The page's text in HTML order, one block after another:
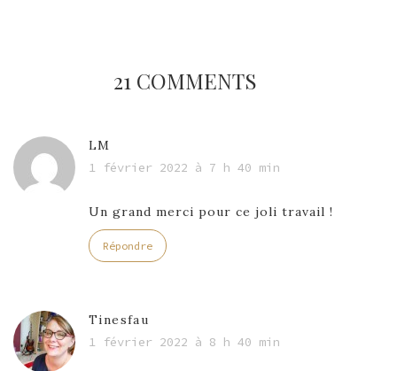
21 COMMENTS
LM
1 février 2022 à 7 h 40 min
Un grand merci pour ce joli travail !
Répondre
Tinesfau
1 février 2022 à 8 h 40 min